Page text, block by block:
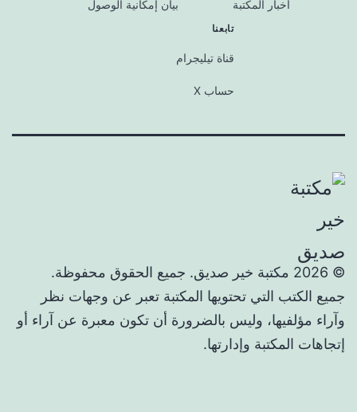
أخبار المكتبة بيان إمكانية الوصول
تابعنا
قناة تيليجرام
حساب X
© 2026 مكتبة خير صديق. جميع الحقوق محفوظة.
جميع الكتب التي تحتويها المكتبة تعبر عن وجهات نظر
وآراء مؤلفيها، وليس بالضرورة أن تكون معبرة عن آراء أو
إتجاهات المكتبة وإدارتها.